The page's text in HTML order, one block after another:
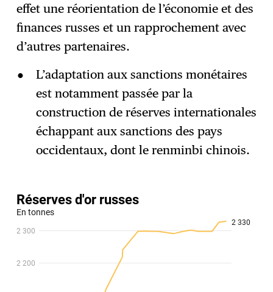
effet une réorientation de l’économie et des
finances russes et un rapprochement avec
d’autres partenaires.
L’adaptation aux sanctions monétaires
est notamment passée par la
construction de réserves internationales
échappant aux sanctions des pays
occidentaux, dont le renminbi chinois.